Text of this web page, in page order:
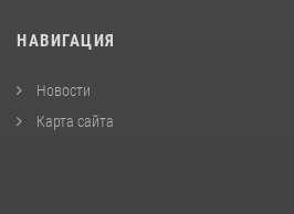
НАВИГАЦИЯ
Новости
Карта сайта